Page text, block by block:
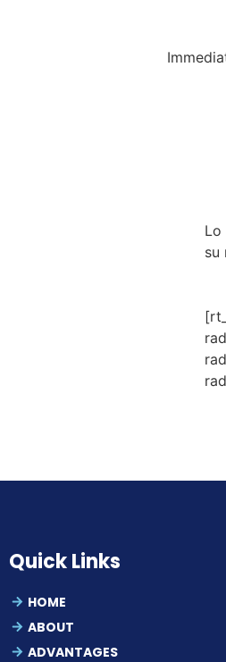
Lo
su
Quick Links
HOME
ABOUT
ADVANTAGES